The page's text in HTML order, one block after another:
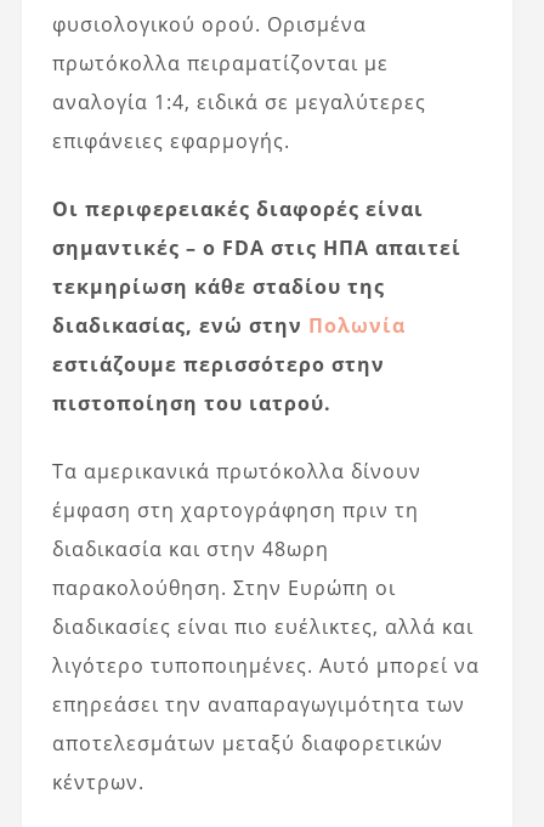
φυσιολογικού ορού. Ορισμένα
πρωτόκολλα πειραματίζονται με
αναλογία 1:4, ειδικά σε μεγαλύτερες
επιφάνειες εφαρμογής.
Οι περιφερειακές διαφορές είναι
σημαντικές – ο FDA στις ΗΠΑ απαιτεί
τεκμηρίωση κάθε σταδίου της
διαδικασίας, ενώ στην Πολωνία
εστιάζουμε περισσότερο στην
πιστοποίηση του ιατρού.
Τα αμερικανικά πρωτόκολλα δίνουν
έμφαση στη χαρτογράφηση πριν τη
διαδικασία και στην 48ωρη
παρακολούθηση. Στην Ευρώπη οι
διαδικασίες είναι πιο ευέλικτες, αλλά και
λιγότερο τυποποιημένες. Αυτό μπορεί να
επηρεάσει την αναπαραγωγιμότητα των
αποτελεσμάτων μεταξύ διαφορετικών
κέντρων.